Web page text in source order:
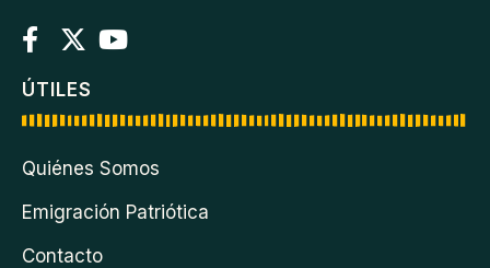
ÚTILES
Quiénes Somos
Emigración Patriótica
Contacto